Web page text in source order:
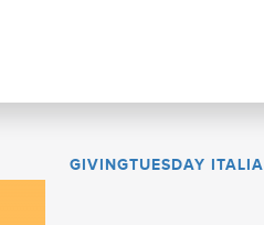
GIVINGTUESDAY ITALIA